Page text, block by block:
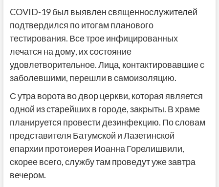
COVID-19 был выявлен священнослужителей
подтвердился по итогам планового
тестирования. Все трое инфицированных
лечатся на дому, их состояние
удовлетворительное. Лица, контактировавшие с
заболевшими, перешли в самоизоляцию.
С утра ворота во двор церкви, которая является
одной из старейших в городе, закрыты. В храме
планируется провести дезинфекцию. По словам
представителя Батумской и Лазетинской
епархии протоиерея Иоанна Горелишвили,
скорее всего, службу там проведут уже завтра
вечером.